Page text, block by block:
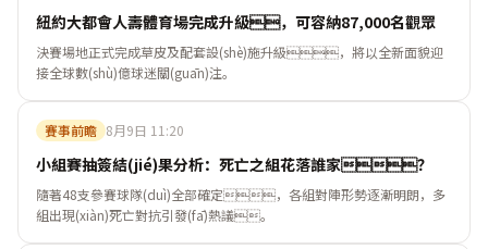
紐約大都會人壽體育場完成升級，可容納87,000名觀眾
決賽場地正式完成草皮及配套設(shè)施升級，將以全新面貌迎
接全球數(shù)億球迷關(guān)注。
賽事前瞻 8月9日 11:20
小組賽抽簽結(jié)果分析：死亡之組花落誰家？
隨著48支參賽球隊(duì)全部確定，各組對陣形勢逐漸明朗，多
組出現(xiàn)死亡對抗引發(fā)熱議。